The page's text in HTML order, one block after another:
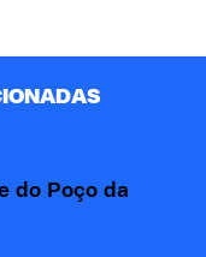
do Poço da